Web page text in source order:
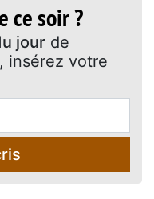
ce soir ?
jour de
, insérez votre